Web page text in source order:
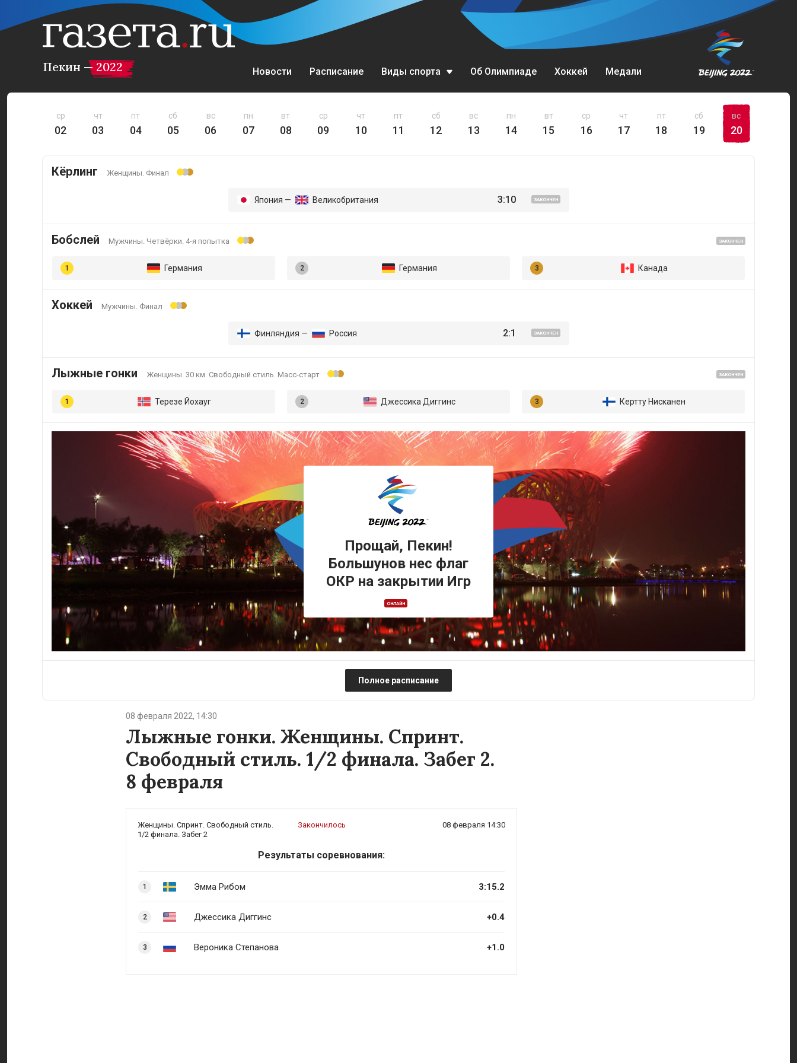
Пекин — 2022 Новости Расписание Виды спорта
Бобслей
Сноуборд
Фигурное катание
Фристайл
Хоккей
Шорт-трек
Об Олимпиаде Хоккей Медали
ср
02
чт
03
пт
04
сб
05
вс
06
пн
07
вт
08
ср
09
чт
10
пт
11
сб
12
вс
13
пн
14
вт
15
ср
16
чт
17
пт
18
сб
19
вс
20
Кёрлинг Женщины. Финал
Япония — Великобритания 3:10 ЗАКОНЧЕН
Бобслей Мужчины. Четвёрки. 4-я попытка ЗАКОНЧЕН
Германия Германия Канада
Хоккей Мужчины. Финал
Финляндия — Россия 2:1 ЗАКОНЧЕН
Лыжные гонки Женщины. 30 км. Свободный стиль. Масс-старт ЗАКОНЧЕН
Терезе Йохауг Джессика Диггинс Кертту Нисканен
Прощай, Пекин!
Большунов нес флаг
ОКР на закрытии Игр
ОНЛАЙН
Полное расписание
08 февраля 2022, 14:30
Лыжные гонки. Женщины. Спринт.
Свободный стиль. 1/2 финала. Забег 2.
8 февраля
Женщины. Спринт. Свободный стиль.
1/2 финала. Забег 2
Закончилось 08 февраля 14:30
Результаты соревнования:
1 Эмма Рибом 3:15.2
2 Джессика Диггинс +0.4
3 Вероника Степанова +1.0